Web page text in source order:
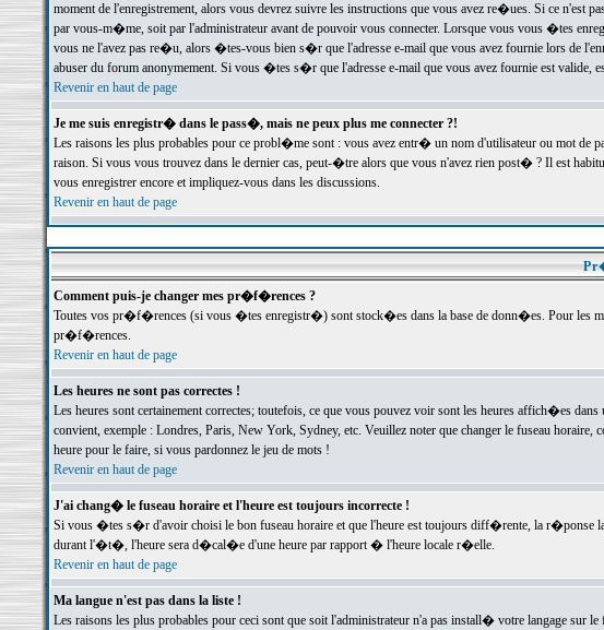
moment de l'enregistrement, alors vous devrez suivre les instructions que vous avez re�ues. Si ce
par vous-m�me, soit par l'administrateur avant de pouvoir vous connecter. Lorsque vous vous �tes
vous ne l'avez pas re�u, alors �tes-vous bien s�r que l'adresse e-mail que vous avez fournie lors de
abuser du forum anonymement. Si vous �tes s�r que l'adresse e-mail que vous avez fournie est valide,
Revenir en haut de page
Je me suis enregistr� dans le pass�, mais ne peux plus me connecter ?!
Les raisons les plus probables pour ce probl�me sont : vous avez entr� un nom d'utilisateur ou mot
raison. Si vous vous trouvez dans le dernier cas, peut-�tre alors que vous n'avez rien post� ? Il est
vous enregistrer encore et impliquez-vous dans les discussions.
Revenir en haut de page
Comment puis-je changer mes pr�f�rences ?
Toutes vos pr�f�rences (si vous �tes enregistr�) sont stock�es dans la base de donn�es. Pour les
pr�f�rences.
Revenir en haut de page
Les heures ne sont pas correctes !
Les heures sont certainement correctes; toutefois, ce que vous pouvez voir sont les heures affich�es
convient, exemple : Londres, Paris, New York, Sydney, etc. Veuillez noter que changer le fuseau
heure pour le faire, si vous pardonnez le jeu de mots !
Revenir en haut de page
J'ai chang� le fuseau horaire et l'heure est toujours incorrecte !
Si vous �tes s�r d'avoir choisi le bon fuseau horaire et que l'heure est toujours diff�rente, la
durant l'�t�, l'heure sera d�cal�e d'une heure par rapport � l'heure locale r�elle.
Revenir en haut de page
Ma langue n'est pas dans la liste !
Les raisons les plus probables pour ceci sont que soit l'administrateur n'a pas install� votre langage sur